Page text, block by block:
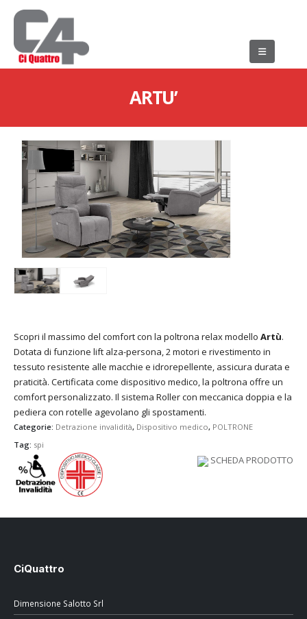
ARTU’
Scopri il massimo del comfort con la poltrona relax modello Artù.
Dotata di funzione lift alza-persona, 2 motori e rivestimento in
tessuto resistente alle macchie e idrorepellente, assicura durata e
praticità. Certificata come dispositivo medico, la poltrona offre un
comfort personalizzato. Il sistema Roller con meccanica doppia e la
pediera con rotelle agevolano gli spostamenti.
Categorie: Detrazione invalidità, Dispositivo medico, POLTRONE
Tag: spi
SCHEDA PRODOTTO
CiQuattro
Dimensione Salotto Srl